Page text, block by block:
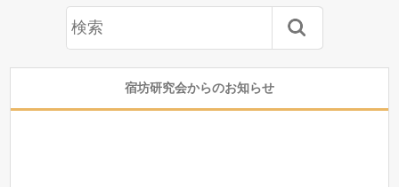
宿坊研究会からのお知らせ